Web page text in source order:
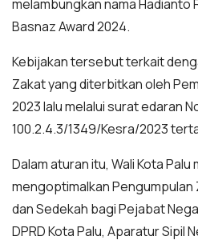
melambungkan nama Hadianto
Basnaz Award 2024.
Kebijakan tersebut terkait
Zakat yang diterbitkan oleh
2023 lalu melalui surat edaran
100.2.4.3/1349/Kesra/2023
Dalam aturan itu, Wali Kota
mengoptimalkan Pengumpulan
dan Sedekah bagi Pejabat
DPRD Kota Palu, Aparatur Sipil